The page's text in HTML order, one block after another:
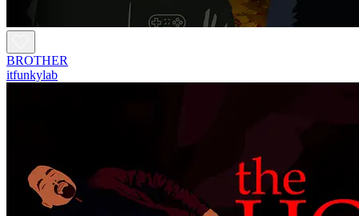
BROTHER
itfunkylab